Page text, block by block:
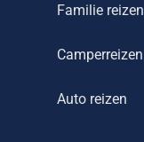
Familie reizen
Camperreizen
Auto reizen